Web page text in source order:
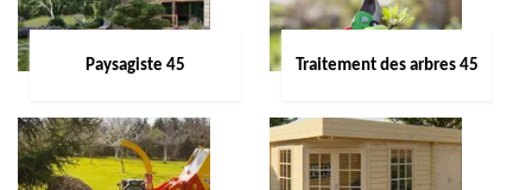
Paysagiste 45 Traitement des arbres 45